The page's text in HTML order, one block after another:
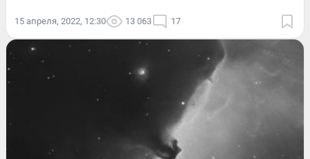
15 апреля, 2022, 12:30 13 063 17